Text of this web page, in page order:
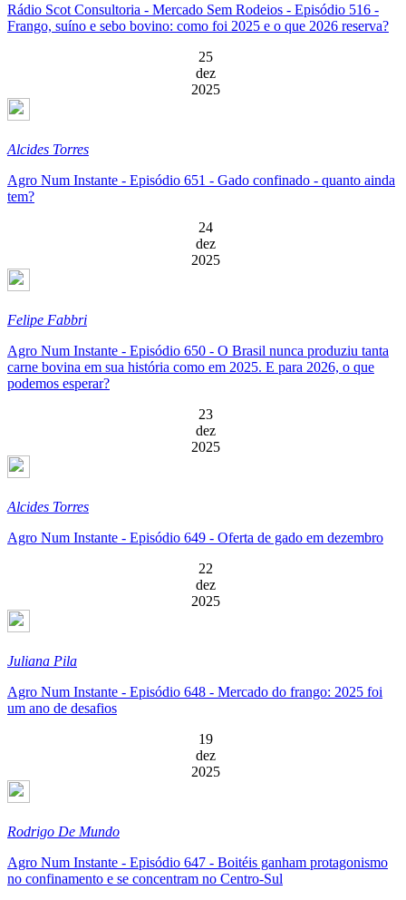
Rádio Scot Consultoria - Mercado Sem Rodeios - Episódio 516 -
Frango, suíno e sebo bovino: como foi 2025 e o que 2026 reserva?
25
dez
2025
Alcides Torres
Agro Num Instante - Episódio 651 - Gado confinado - quanto ainda
tem?
24
dez
2025
Felipe Fabbri
Agro Num Instante - Episódio 650 - O Brasil nunca produziu tanta
carne bovina em sua história como em 2025. E para 2026, o que
podemos esperar?
23
dez
2025
Alcides Torres
Agro Num Instante - Episódio 649 - Oferta de gado em dezembro
22
dez
2025
Juliana Pila
Agro Num Instante - Episódio 648 - Mercado do frango: 2025 foi
um ano de desafios
19
dez
2025
Rodrigo De Mundo
Agro Num Instante - Episódio 647 - Boitéis ganham protagonismo
no confinamento e se concentram no Centro-Sul